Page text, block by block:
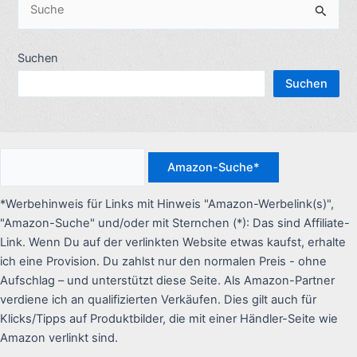
n
h
h
:
Suchen
Suchen
*Werbehinweis für Links mit Hinweis "Amazon-Werbelink(s)",
"Amazon-Suche" und/oder mit Sternchen (*): Das sind Affiliate-
Link. Wenn Du auf der verlinkten Website etwas kaufst, erhalte
ich eine Provision. Du zahlst nur den normalen Preis - ohne
Aufschlag – und unterstützt diese Seite. Als Amazon-Partner
verdiene ich an qualifizierten Verkäufen. Dies gilt auch für
Klicks/Tipps auf Produktbilder, die mit einer Händler-Seite wie
Amazon verlinkt sind.